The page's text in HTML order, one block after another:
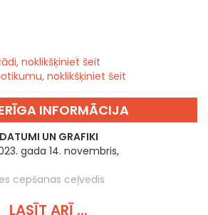
noklikšķiniet šeit
noklikšķiniet šeit
INFORMĀCIJA
DATUMI UN GRAFIKI
gada 14. novembris,
cepšanas ceļvedis
LASĪT ARĪ ...